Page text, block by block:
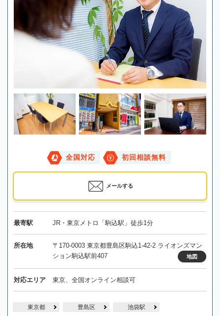
全国対応 初回相談無料
メールする
最寄駅 JR・東京メトロ「駒込駅」徒歩1分
所在地
〒170-0003 東京都豊島区駒込1-42-2 ライオンズマン
ション駒込駅前407
地図
対応エリア 東京、全国オンライン相談可
東京都 豊島区 池袋駅